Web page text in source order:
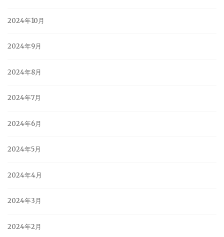
2024年10月
2024年9月
2024年8月
2024年7月
2024年6月
2024年5月
2024年4月
2024年3月
2024年2月